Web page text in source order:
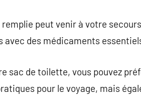
peut venir à votre
avec des médicaments
sac de toilette, vous pouvez
pour le voyage, mais